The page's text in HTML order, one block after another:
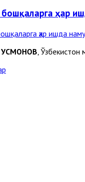
ҳар
УСМОНОВ, Ўзбекистон